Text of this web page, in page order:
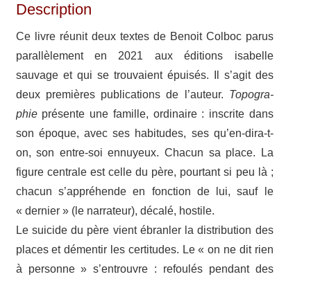
Description
Ce livre réunit deux textes de Benoit Colboc parus
paral­lè­le­ment en 2021 aux éditions isabelle
sauvage et qui se trou­vaient épui­sés. Il s’agit des
deux premières publi­ca­tions de l’auteur. Topo­gra­
phieprésente une famille, ordi­naire : inscrite dans
son époque, avec ses habi­tudes, ses qu’en-dira-t-
on, son entre-​soi ennuyeux. Chacun sa place. La
figure centrale est celle du père, pour­tant si peu là ;
chacun s’appréhende en fonc­tion de lui, sauf le
« dernier » (le narra­teur), décalé, hostile.
Le suicide du père vient ébran­ler la distri­bu­tion des
places et démen­tir les certi­tudes. Le « on ne dit rien
à personne » s’entrouvre : refou­lés pendant des